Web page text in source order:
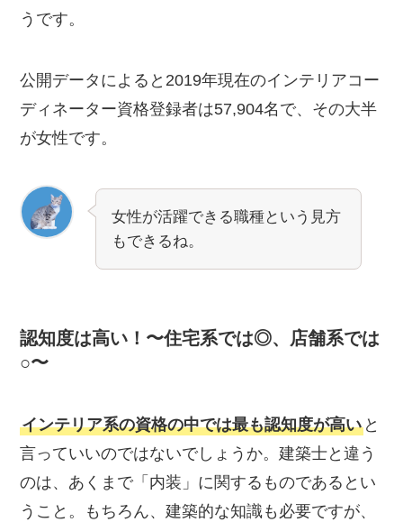
うです。
公開データによると2019年現在のインテリアコー
ディネーター資格登録者は57,904名で、その大半
が女性です。
女性が活躍できる職種という見方
もできるね。
認知度は高い！〜住宅系では◎、店舗系では
○〜
インテリア系の資格の中では最も認知度が高い と
言っていいのではないでしょうか。建築士と違う
のは、あくまで「内装」に関するものであるとい
うこと。もちろん、建築的な知識も必要ですが、